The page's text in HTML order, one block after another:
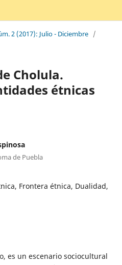
2 (2017): Julio - Diciembre /
Cholula.
étnicas
de Puebla
Frontera étnica, Dualidad,
es un escenario sociocultural